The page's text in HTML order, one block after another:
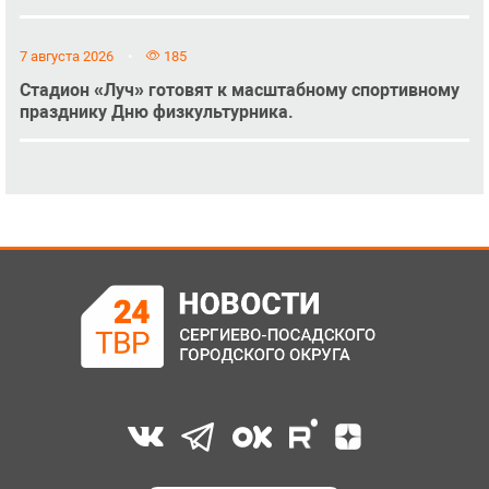
7 августа 2026 185
Стадион «Луч» готовят к масштабному спортивному
празднику Дню физкультурника.